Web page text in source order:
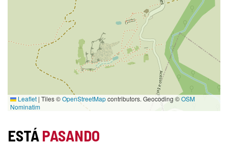
Leaflet | Tiles ©OpenStreetMapcontributors. Geocoding ©OSM
Nominatim
ESTÁPASANDO